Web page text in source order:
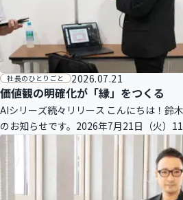
価値観の明確化が「縁」をつくる
AIシリーズ続々リリース こんにちは！鈴
のお知らせです。2026年7月21日（火）
化放送）のテレビ番組『FumuFumu（ふ
社長のひとりごと 2026.07.21